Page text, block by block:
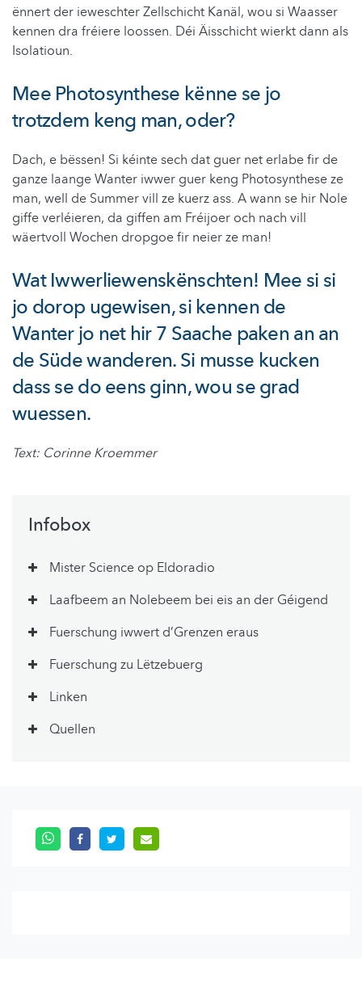
ënnert der ieweschter Zellschicht Kanäl, wou si Waasser
kennen dra fréiere loossen. Déi Äisschicht wierkt dann als
Isolatioun.
Mee Photosynthese kënne se jo
trotzdem keng man, oder?
Dach, e bëssen! Si kéinte sech dat guer net erlabe fir de
ganze laange Wanter iwwer guer keng Photosynthese ze
man, well de Summer vill ze kuerz ass. A wann se hir Nole
giffe verléieren, da giffen am Fréijoer och nach vill
wäertvoll Wochen dropgoe fir neier ze man!
Wat Iwwerliewenskënschten! Mee si si
jo dorop ugewisen, si kennen de
Wanter jo net hir 7 Saache paken an an
de Süde wanderen. Si musse kucken
dass se do eens ginn, wou se grad
wuessen.
Text: Corinne Kroemmer
Infobox
Mister Science op Eldoradio
Laafbeem an Nolebeem bei eis an der Géigend
Fuerschung iwwert d’Grenzen eraus
Fuerschung zu Lëtzebuerg
Linken
Quellen